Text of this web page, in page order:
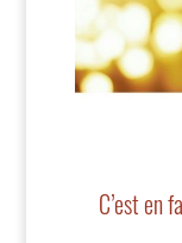
C’est en